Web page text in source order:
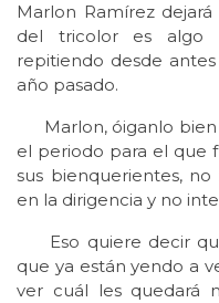
Marlon Ramírez
del tricolor es algo
repitiendo desde
año pasado.
Marlon, óiganlo bien
el periodo para el que
sus bienquerientes,
en la dirigencia y no
Eso quiere decir
que ya están yendo a
ver cuál les quedará